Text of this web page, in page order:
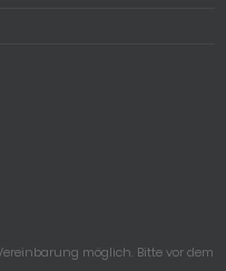
möglich. Bitte vor dem